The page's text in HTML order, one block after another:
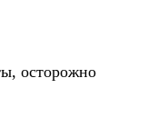
осторожно